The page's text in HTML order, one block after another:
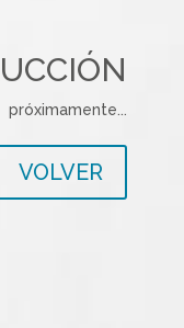
próximamente...
VOLVER